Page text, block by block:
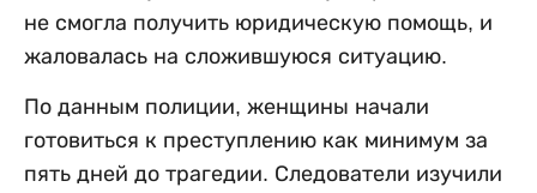
не смогла получить юридическую помощь, и
жаловалась на сложившуюся ситуацию.
По данным полиции, женщины начали
готовиться к преступлению как минимум за
пять дней до трагедии. Следователи изучили